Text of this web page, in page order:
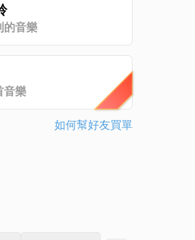
的音樂
音樂
如何幫好友買單